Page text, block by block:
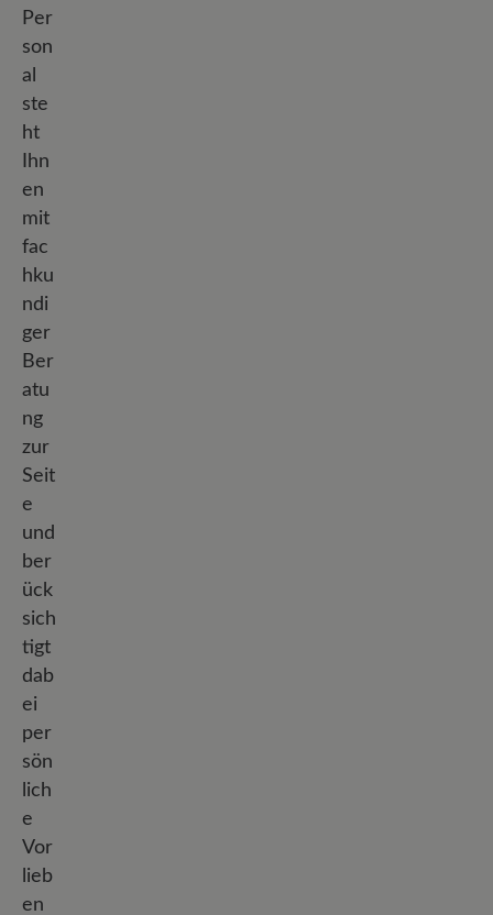
Per
son
al
ste
ht
Ihn
en
mit
fac
hku
ndi
ger
Ber
atu
ng
zur
Seit
e
und
ber
ück
sich
tigt
dab
ei
per
sön
lich
e
Vor
lieb
en